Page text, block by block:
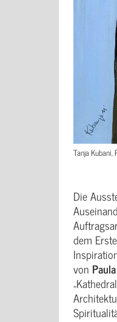
Tanja
Die
dem
von